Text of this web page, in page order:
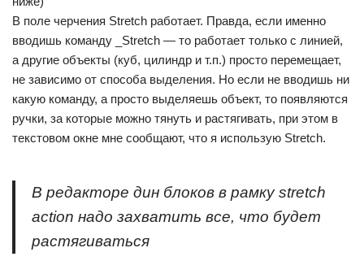
В поле черчения Stretch работает. Правда, если именно
вводишь команду _Stretch — то работает только с линией,
а другие объекты (куб, цилиндр и т.п.) просто перемещает,
не зависимо от способа выделения. Но если не вводишь ни
какую команду, а просто выделяешь объект, то появляются
ручки, за которые можно тянуть и растягивать, при этом в
текстовом окне мне сообщают, что я использую Stretch.
В редакторе дин блоков в рамку stretch
action надо захватить все, что будет
растягиваться